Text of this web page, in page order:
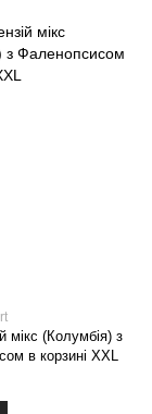
мікс (Колумбія) з
в корзині XXL